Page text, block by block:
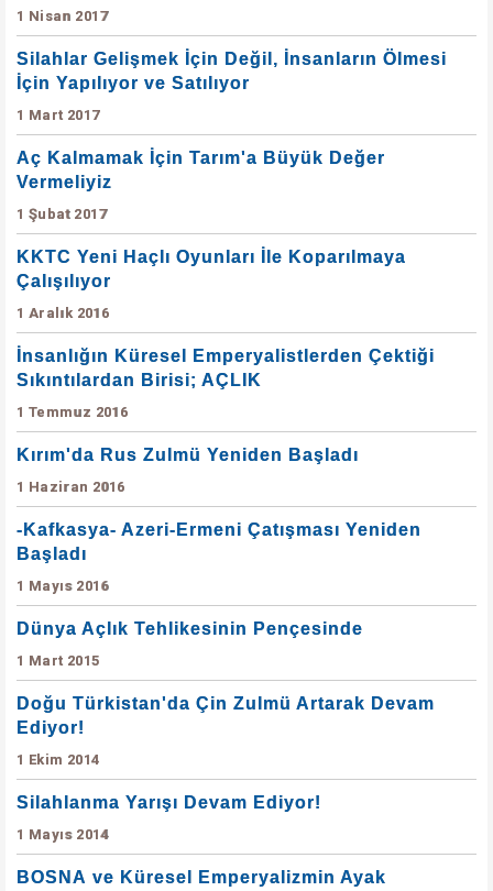
1 Nisan 2017
Silahlar Gelişmek İçin Değil, İnsanların Ölmesi
İçin Yapılıyor ve Satılıyor
1 Mart 2017
Aç Kalmamak İçin Tarım'a Büyük Değer
Vermeliyiz
1 Şubat 2017
KKTC Yeni Haçlı Oyunları İle Koparılmaya
Çalışılıyor
1 Aralık 2016
İnsanlığın Küresel Emperyalistlerden Çektiği
Sıkıntılardan Birisi; AÇLIK
1 Temmuz 2016
Kırım'da Rus Zulmü Yeniden Başladı
1 Haziran 2016
-Kafkasya- Azeri-Ermeni Çatışması Yeniden
Başladı
1 Mayıs 2016
Dünya Açlık Tehlikesinin Pençesinde
1 Mart 2015
Doğu Türkistan'da Çin Zulmü Artarak Devam
Ediyor!
1 Ekim 2014
Silahlanma Yarışı Devam Ediyor!
1 Mayıs 2014
BOSNA ve Küresel Emperyalizmin Ayak